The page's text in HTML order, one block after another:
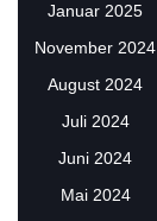
Januar 2025
November 2024
August 2024
Juli 2024
Juni 2024
Mai 2024